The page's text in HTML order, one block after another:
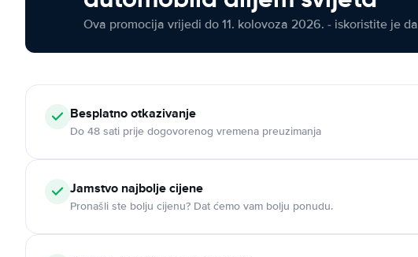
Ova promocija vrijedi do 11. kolovoza 2026. - iskoristite je
Besplatno otkazivanje
Do 48 sati prije dogovorenog vremena preuzimanja
Jamstvo najbolje cijene
Pronašli ste bolju cijenu? Dat ćemo vam bolju ponudu.